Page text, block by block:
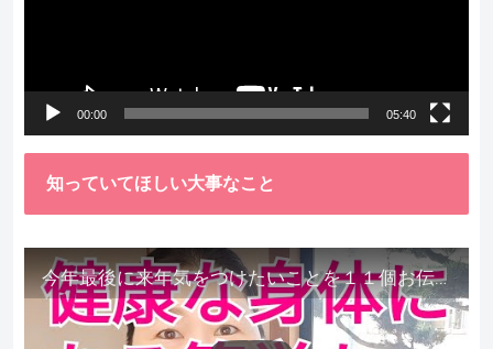
00:00 05:40
知っていてほしい大事なこと
今年最後に来年気をつけたいことを１１個お伝えします。